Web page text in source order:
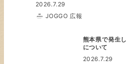
2026.7.29
JOGGO 広報
熊本県で発生
について
2026.7.29